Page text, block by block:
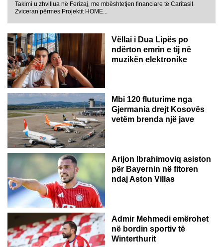
Takimi u zhvillua në Ferizaj, me mbështetjen financiare të Caritasit
Zviceran përmes Projektit HOME...
Vëllai i Dua Lipës po
ndërton emrin e tij në
muzikën elektronike
GJERMANI
Mbi 120 fluturime nga
Gjermania drejt Kosovës
vetëm brenda një jave
Arijon Ibrahimoviq asiston
për Bayernin në fitoren
ndaj Aston Villas
ZVICËR
Admir Mehmedi emërohet
në bordin sportiv të
Winterthurit